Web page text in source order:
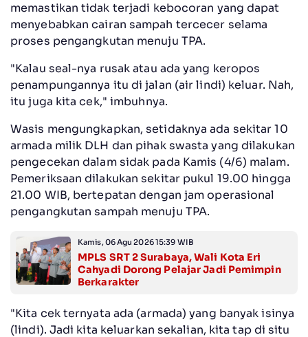
memastikan tidak terjadi kebocoran yang dapat
menyebabkan cairan sampah tercecer selama
proses pengangkutan menuju TPA.
"Kalau seal-nya rusak atau ada yang keropos
penampungannya itu di jalan (air lindi) keluar. Nah,
itu juga kita cek," imbuhnya.
Wasis mengungkapkan, setidaknya ada sekitar 10
armada milik DLH dan pihak swasta yang dilakukan
pengecekan dalam sidak pada Kamis (4/6) malam.
Pemeriksaan dilakukan sekitar pukul 19.00 hingga
21.00 WIB, bertepatan dengan jam operasional
pengangkutan sampah menuju TPA.
Kamis, 06 Agu 2026 15:39 WIB
MPLS SRT 2 Surabaya, Wali Kota Eri
Cahyadi Dorong Pelajar Jadi Pemimpin
Berkarakter
"Kita cek ternyata ada (armada) yang banyak isinya
(lindi). Jadi kita keluarkan sekalian, kita tap di situ